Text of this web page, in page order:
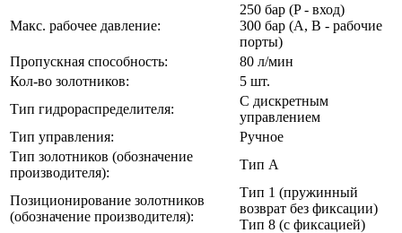
Макс. рабочее давление:
250 бар (P - вход)
300 бар (A, B - рабочие
порты)
Пропускная способность:
80 л/мин
Кол-во золотников:
5 шт.
Тип гидрораспределителя:
С дискретным
управлением
Тип управления:
Ручное
Тип золотников (обозначение
производителя):
Тип A
Позиционирование золотников
(обозначение производителя):
Тип 1 (пружинный
возврат без фиксации)
Тип 8 (с фиксацией)